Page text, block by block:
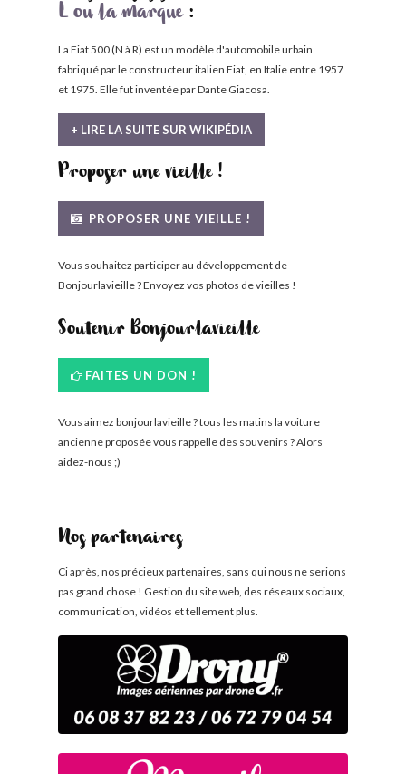
L ou la marque:
La Fiat 500 (N à R) est un modèle d'automobile urbain
fabriqué par le constructeur italien Fiat, en Italie entre 1957
et 1975. Elle fut inventée par Dante Giacosa.
+ LIRE LA SUITE SUR WIKIPÉDIA
Proposer une vieille !
PROPOSER UNE VIEILLE !
Vous souhaitez participer au développement de
Bonjourlavieille ? Envoyez vos photos de vieilles !
Soutenir Bonjourlavieille
FAITES UN DON !
Vous aimez bonjourlavieille ? tous les matins la voiture
ancienne proposée vous rappelle des souvenirs ? Alors
aidez-nous ;)
Nos partenaires
Ci après, nos précieux partenaires, sans qui nous ne serions
pas grand chose ! Gestion du site web, des réseaux sociaux,
communication, vidéos et tellement plus.